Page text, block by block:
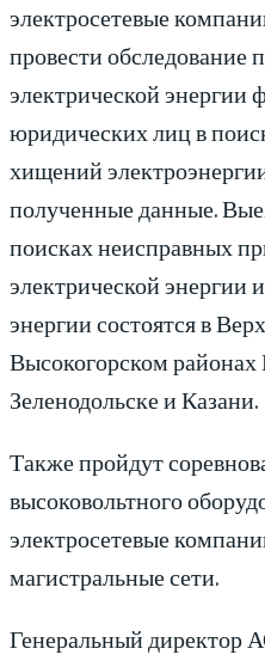
электросетевые
провести обследование
электрической энергии
юридических лиц в
хищений
полученные данные.
поисках неисправных
электрической энергии
энергии состоятся в
Высокогорском районах
Зеленодольске и Казани.
Также пройдут
высоковольтного
электросетевые
магистральные сети.
Генеральный директор